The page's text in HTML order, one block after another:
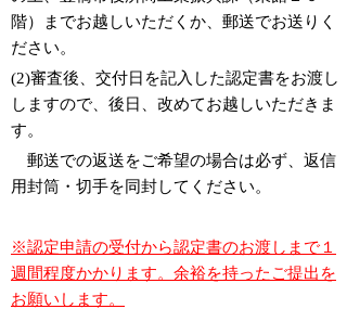
階）
までお越しいただくか、郵送でお送りく
ださい。
(2)審査後、交付日を記入した認定書をお渡し
しますので、後日、改めてお越しいただきま
す。
郵送での返送をご希望の場合は必ず、返信
用封筒・切手を同封してください。
※認定申請の受付から認定書のお渡しまで１
週間程度かかります。余裕を持ったご提出を
お願いします。